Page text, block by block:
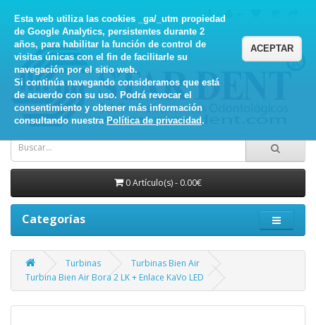
Esta web utiliza las cookies _ga/_utm propiedad
de Google Analytics, persistentes durante 2
años, para habilitar la función de control de
visitas únicas con el fin de facilitarle su
navegación por el sitio web.
Si continúa navegando consideramos que está
de acuerdo con su uso. Podrá revocar el
consentimiento y obtener más información
consultando nuestra Política de privacidad.
ACEPTAR
0 Artículo(s) - 0.00€
Categorías
Turbinas
Turbinas Bien Air
Turbina Bien Air Bora 2 LK + Enlace KaVo LED